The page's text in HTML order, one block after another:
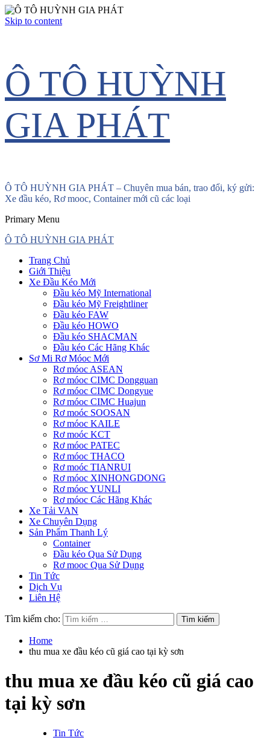
Skip to content
Ô TÔ HUỲNH
GIA PHÁT
Ô TÔ HUỲNH GIA PHÁT – Chuyên mua bán, trao đổi, ký gửi:
Xe đầu kéo, Rơ mooc, Container mới cũ các loại
Primary Menu
Ô TÔ HUỲNH GIA PHÁT
Trang Chủ
Giới Thiệu
Xe Đầu Kéo Mới
Đầu kéo Mỹ International
Đầu kéo Mỹ Freightliner
Đầu kéo FAW
Đầu kéo HOWO
Đầu kéo SHACMAN
Đầu kéo Các Hãng Khác
Sơ Mi Rơ Móoc Mới
Rơ móoc ASEAN
Rơ móoc CIMC Dongguan
Rơ móoc CIMC Dongyue
Rơ móoc CIMC Huajun
Rơ moóc SOOSAN
Rơ móoc KAILE
Rơ moóc KCT
Rơ móoc PATEC
Rơ móoc THACO
Rơ moóc TIANRUI
Rơ móoc XINHONGDONG
Rơ móoc YUNLI
Rơ móoc Các Hãng Khác
Xe Tải VAN
Xe Chuyên Dụng
Sản Phẩm Thanh Lý
Container
Đầu kéo Qua Sử Dụng
Rơ mooc Qua Sử Dụng
Tin Tức
Dịch Vụ
Liên Hệ
Tìm kiếm cho:
Home
thu mua xe đầu kéo cũ giá cao tại kỳ sơn
thu mua xe đầu kéo cũ giá cao
tại kỳ sơn
Tin Tức